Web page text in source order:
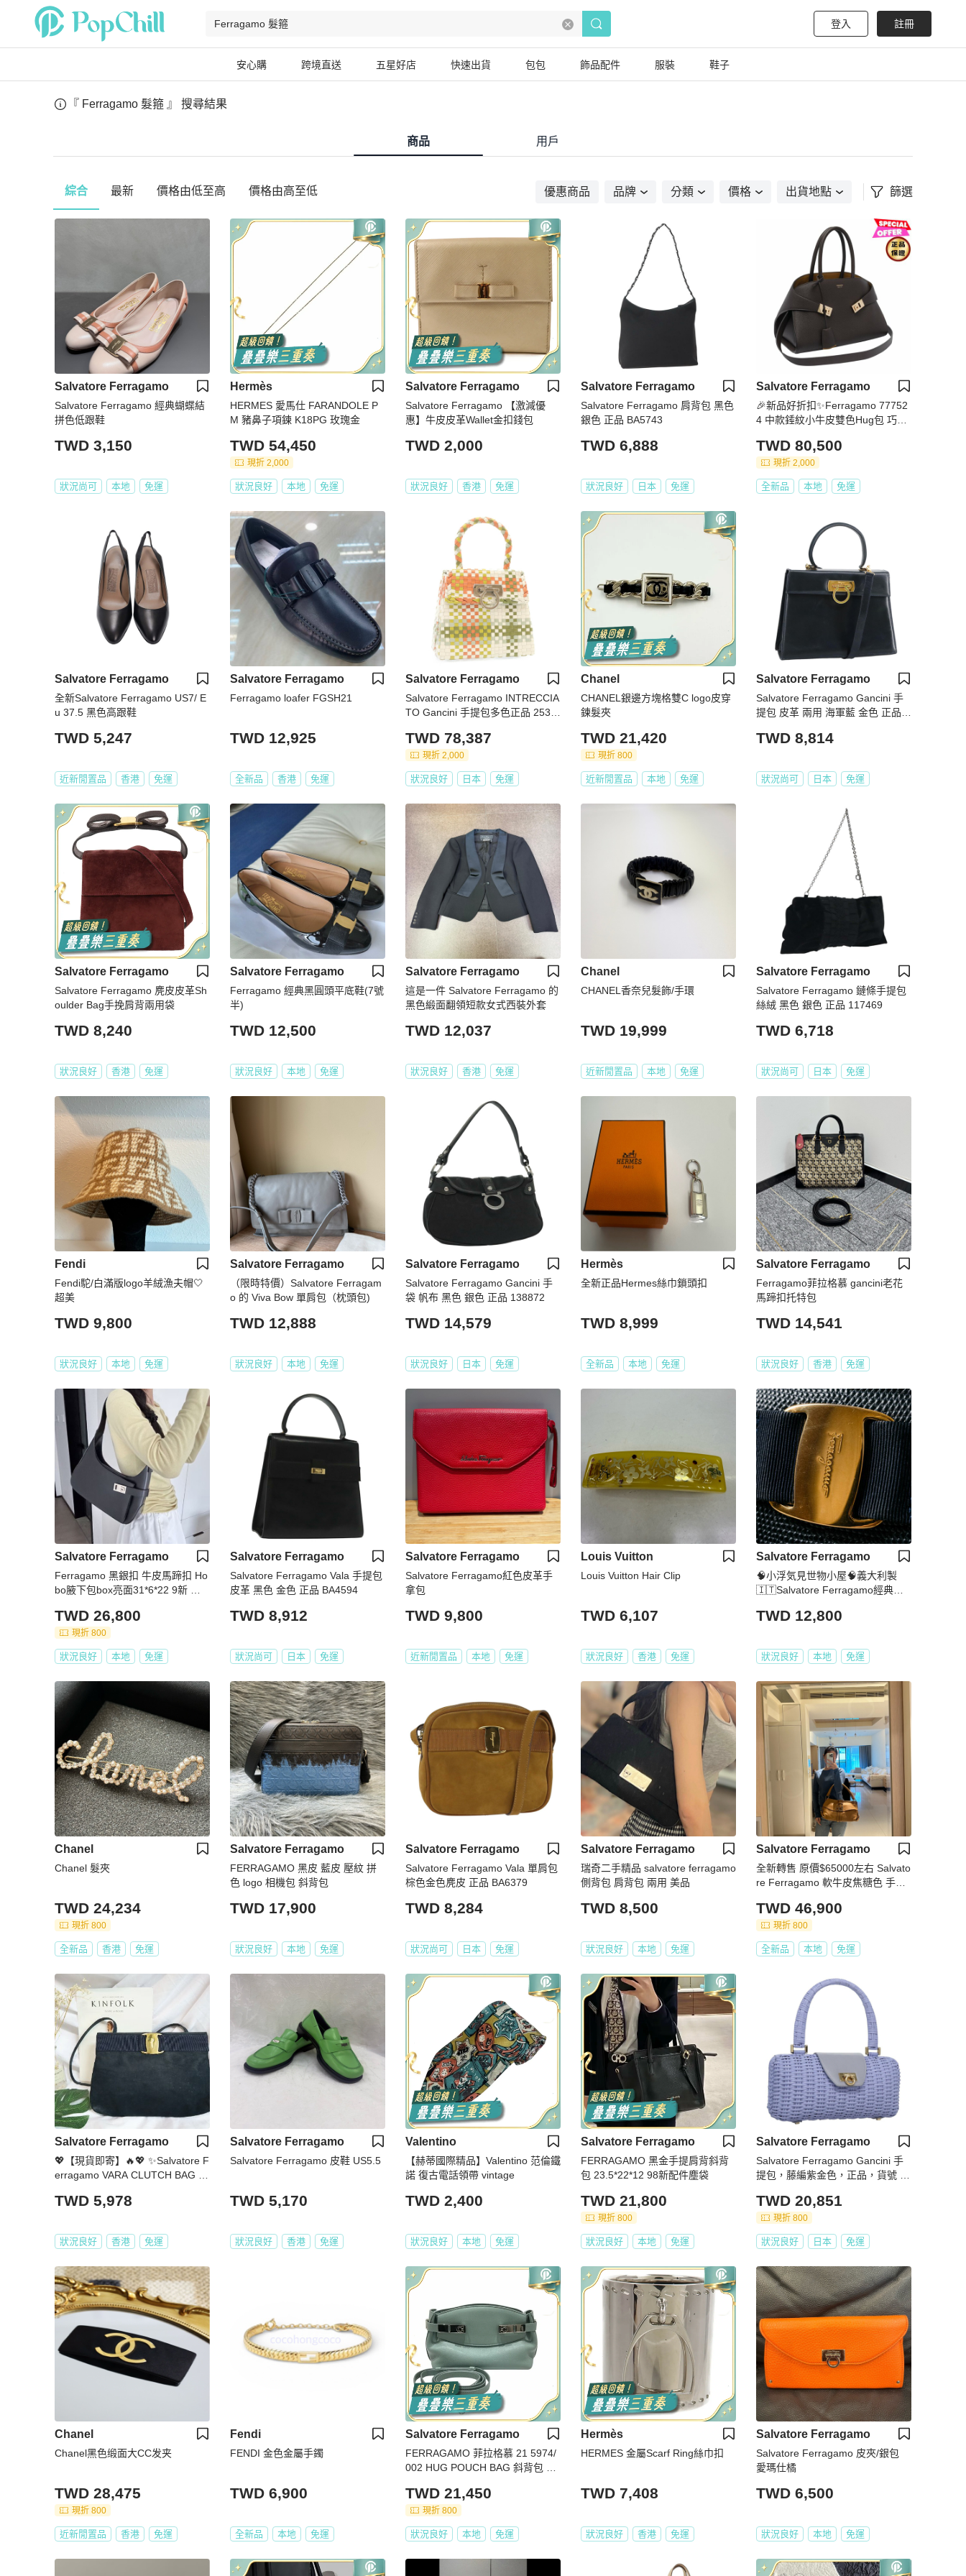
登入 註冊
安心購 跨境直送 五星好店 快速出貨 包包 飾品配件 服裝 鞋子
『 Ferragamo 髮箍 』 搜尋結果
商品 用戶
綜合 最新 價格由低至高 價格由高至低 優惠商品 品牌 分類 價格 出貨地點 篩選
Salvatore Ferragamo
Salvatore Ferragamo 經典蝴蝶結
拼色低跟鞋
TWD 3,150
狀況尚可 本地 免運
Hermès
HERMES 愛馬仕 FARANDOLE P
M 豬鼻子項鍊 K18PG 玫瑰金
TWD 54,450
現折 2,000
狀況良好 本地 免運
Salvatore Ferragamo
Salvatore Ferragamo 【激減優
惠】牛皮皮革Wallet金扣錢包
TWD 2,000
狀況良好 香港 免運
Salvatore Ferragamo
Salvatore Ferragamo 肩背包 黑色
銀色 正品 BA5743
TWD 6,888
狀況良好 日本 免運
Salvatore Ferragamo
🎉新品好折扣✨Ferragamo 77752
4 中款錘紋小牛皮雙色Hug包 巧克
TWD 80,500
現折 2,000
全新品 本地 免運
Salvatore Ferragamo
全新Salvatore Ferragamo US7/ E
u 37.5 黑色高跟鞋
TWD 5,247
近新閒置品 香港 免運
Salvatore Ferragamo
Ferragamo loafer FGSH21
TWD 12,925
全新品 香港 免運
Salvatore Ferragamo
Salvatore Ferragamo INTRECCIA
TO Gancini 手提包多色正品 2530
TWD 78,387
現折 2,000
狀況良好 日本 免運
Chanel
CHANEL銀邊方塊格雙C logo皮穿
鍊髮夾
TWD 21,420
現折 800
近新閒置品 本地 免運
Salvatore Ferragamo
Salvatore Ferragamo Gancini 手
提包 皮革 兩用 海軍藍 金色 正品 9
TWD 8,814
狀況尚可 日本 免運
Salvatore Ferragamo
Salvatore Ferragamo 麂皮皮革Sh
oulder Bag手挽肩背兩用袋
TWD 8,240
狀況良好 香港 免運
Salvatore Ferragamo
Ferragamo 經典黑圓頭平底鞋(7號
半)
TWD 12,500
狀況良好 本地 免運
Salvatore Ferragamo
這是一件 Salvatore Ferragamo 的
黑色緞面翻領短款女式西裝外套
TWD 12,037
狀況良好 香港 免運
Chanel
CHANEL香奈兒髮飾/手環
TWD 19,999
近新閒置品 本地 免運
Salvatore Ferragamo
Salvatore Ferragamo 鏈條手提包
絲絨 黑色 銀色 正品 117469
TWD 6,718
狀況尚可 日本 免運
Fendi
Fendi駝/白滿版logo羊絨漁夫帽🤍
超美
TWD 9,800
狀況良好 本地 免運
Salvatore Ferragamo
（限時特價）Salvatore Ferragam
o 的 Viva Bow 單肩包（枕頭包)
TWD 12,888
狀況良好 本地 免運
Salvatore Ferragamo
Salvatore Ferragamo Gancini 手
袋 帆布 黑色 銀色 正品 138872
TWD 14,579
狀況良好 日本 免運
Hermès
全新正品Hermes絲巾鎖頭扣
TWD 8,999
全新品 本地 免運
Salvatore Ferragamo
Ferragamo菲拉格慕 gancini老花
馬蹄扣托特包
TWD 14,541
狀況良好 香港 免運
Salvatore Ferragamo
Ferragamo 黑銀扣 牛皮馬蹄扣 Ho
bo腋下包box亮面31*6*22 9新 配
TWD 26,800
現折 800
狀況良好 本地 免運
Salvatore Ferragamo
Salvatore Ferragamo Vala 手提包
皮革 黑色 金色 正品 BA4594
TWD 8,912
狀況尚可 日本 免運
Salvatore Ferragamo
Salvatore Ferragamo紅色皮革手
拿包
TWD 9,800
近新閒置品 本地 免運
Louis Vuitton
Louis Vuitton Hair Clip
TWD 6,107
狀況良好 香港 免運
Salvatore Ferragamo
🧠小浮気見世物小屋🧠義大利製
🇮🇹Salvatore Ferragamo經典蝴
TWD 12,800
狀況良好 本地 免運
Chanel
Chanel 髮夾
TWD 24,234
現折 800
全新品 香港 免運
Salvatore Ferragamo
FERRAGAMO 黑皮 藍皮 壓紋 拼
色 logo 相機包 斜背包
TWD 17,900
狀況良好 本地 免運
Salvatore Ferragamo
Salvatore Ferragamo Vala 單肩包
棕色金色麂皮 正品 BA6379
TWD 8,284
狀況尚可 日本 免運
Salvatore Ferragamo
瑞奇二手精品 salvatore ferragamo
側背包 肩背包 兩用 美品
TWD 8,500
狀況良好 本地 免運
Salvatore Ferragamo
全新轉售 原價$65000左右 Salvato
re Ferragamo 軟牛皮焦糖色 手提
TWD 46,900
現折 800
全新品 本地 免運
Salvatore Ferragamo
💖【現貨即寄】🔥💖 ✨Salvatore F
erragamo VARA CLUTCH BAG S
斜肩包
TWD 5,978
狀況良好 香港 免運
Salvatore Ferragamo
Salvatore Ferragamo 皮鞋 US5.5
TWD 5,170
狀況良好 香港 免運
Valentino
【赫蒂國際精品】Valentino 范倫鐵
諾 復古電話領帶 vintage
TWD 2,400
狀況良好 本地 免運
Salvatore Ferragamo
FERRAGAMO 黑金手提肩背斜背
包 23.5*22*12 98新配件塵袋
TWD 21,800
現折 800
狀況良好 本地 免運
Salvatore Ferragamo
Salvatore Ferragamo Gancini 手
提包，藤編紫金色，正品，貨號 11
TWD 20,851
現折 800
狀況良好 日本 免運
Chanel
Chanel黑色缎面大CC发夹
TWD 28,475
現折 800
近新閒置品 香港 免運
Fendi
FENDI 金色金屬手鐲
TWD 6,900
全新品 本地 免運
Salvatore Ferragamo
FERRAGAMO 菲拉格慕 21 5974/
002 HUG POUCH BAG 斜背包 皮
TWD 21,450
現折 800
狀況良好 本地 免運
Hermès
HERMES 金屬Scarf Ring絲巾扣
TWD 7,408
狀況良好 香港 免運
Salvatore Ferragamo
Salvatore Ferragamo 皮夾/銀包
愛瑪仕橘
TWD 6,500
狀況良好 本地 免運